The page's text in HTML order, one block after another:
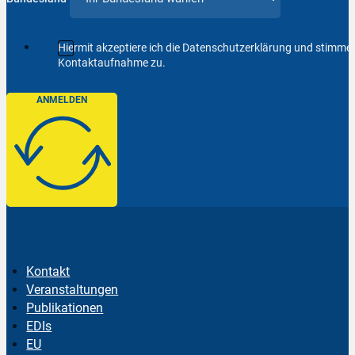
Hiermit akzeptiere ich die Datenschutzerklärung und
Kontaktaufnahme zu.
ANMELDEN
Kontakt
Veranstaltungen
Publikationen
EDIs
EU